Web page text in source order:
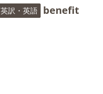
英訳・英語 benefit